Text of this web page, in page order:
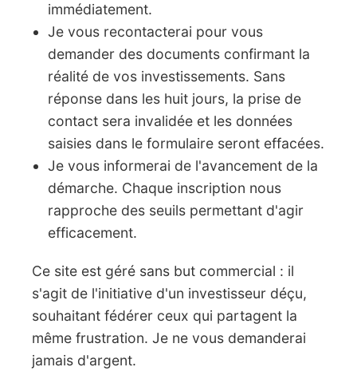
immédiatement.
Je vous recontacterai pour vous
demander des documents confirmant la
réalité de vos investissements. Sans
réponse dans les huit jours, la prise de
contact sera invalidée et les données
saisies dans le formulaire seront effacées.
Je vous informerai de l'avancement de la
démarche. Chaque inscription nous
rapproche des seuils permettant d'agir
efficacement.
Ce site est géré sans but commercial : il
s'agit de l'initiative d'un investisseur déçu,
souhaitant fédérer ceux qui partagent la
même frustration. Je ne vous demanderai
jamais d'argent.